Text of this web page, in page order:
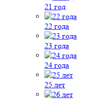
21 год
22 года
23 года
24 года
25 лет